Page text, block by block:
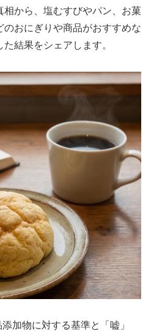
相から、塩むすびやパン、お菓
おにぎりや商品がおすすめな
結果をシェアします。
加物に対する基準と「嘘」